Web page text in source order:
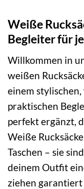
Weiße
Begleiter für
Willkommen in
weißen
einem
praktischen
perfekt ergänzt,
Weiße
Taschen – sie
deinem Outfit
ziehen garantiert